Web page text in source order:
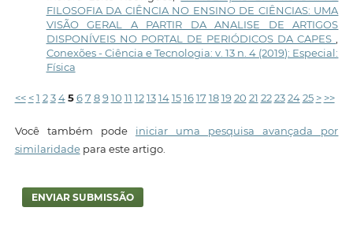
FILOSOFIA DA CIÊNCIA NO ENSINO DE CIÊNCIAS: UMA
VISÃO GERAL A PARTIR DA ANALISE DE ARTIGOS
DISPONÍVEIS NO PORTAL DE PERIÓDICOS DA CAPES,
Conexões - Ciência e Tecnologia: v. 13 n. 4 (2019): Especial:
Física
<< < 1 2 3 4 5 6 7 8 9 10 11 12 13 14 15 16 17 18 19 20 21 22 23 24 25 > >>
Você também pode iniciar uma pesquisa avançada por
similaridadepara este artigo.
ENVIAR SUBMISSÃO